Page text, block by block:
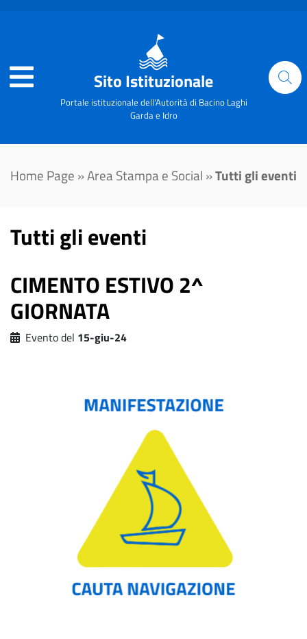
Sito Istituzionale
Portale istituzionale dell'Autorità di Bacino Laghi
Garda e Idro
Home Page »Area Stampa e Social »Tutti gli eventi
Tutti gli eventi
CIMENTO ESTIVO 2^
GIORNATA
Evento del 15-giu-24